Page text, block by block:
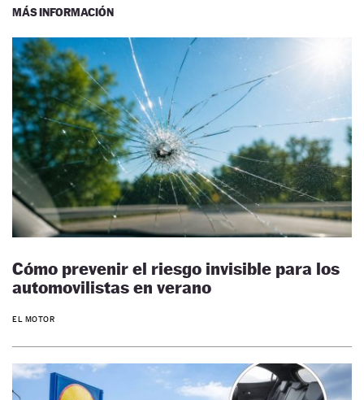
MÁS INFORMACIÓN
Cómo prevenir el riesgo invisible para los
automovilistas en verano
EL MOTOR